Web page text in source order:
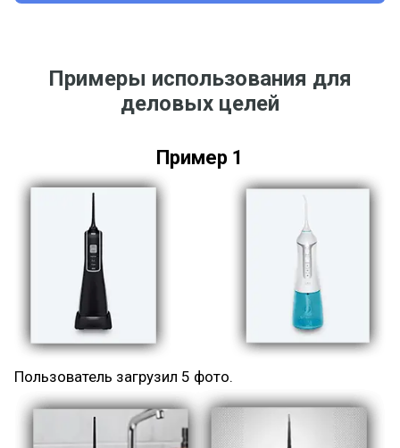
Примеры использования для
деловых целей
Пример 1
Пользователь загрузил 5 фото.